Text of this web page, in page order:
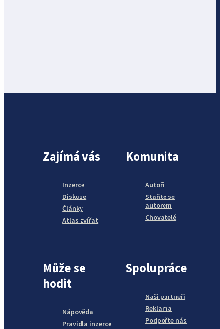
Zajímá vás
Inzerce
Diskuze
Články
Atlas zvířat
Komunita
Autoři
Staňte se
autorem
Chovatelé
Může se
hodit
Nápověda
Pravidla inzerce
Spolupráce
Naši partneři
Reklama
Podpořte nás